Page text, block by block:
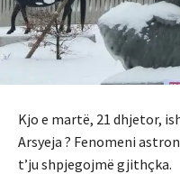
Kjo e martë, 21 dhjetor,
Arsyeja ? Fenomeni
t’ju shpjegojmë gjithçka.